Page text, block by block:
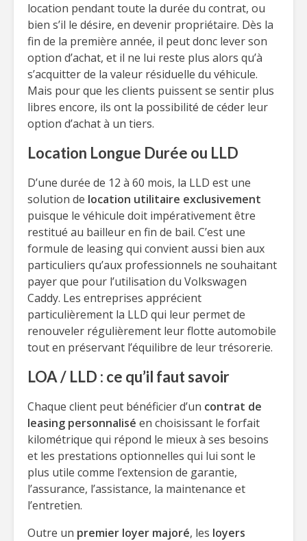
location pendant toute la durée du contrat, ou
bien s’il le désire, en devenir propriétaire. Dès la
fin de la première année, il peut donc lever son
option d’achat, et il ne lui reste plus alors qu’à
s’acquitter de la valeur résiduelle du véhicule.
Mais pour que les clients puissent se sentir plus
libres encore, ils ont la possibilité de céder leur
option d’achat à un tiers.
Location Longue Durée ou LLD
D’une durée de 12 à 60 mois, la LLD est une
solution de location utilitaire exclusivement
puisque le véhicule doit impérativement être
restitué au bailleur en fin de bail. C’est une
formule de leasing qui convient aussi bien aux
particuliers qu’aux professionnels ne souhaitant
payer que pour l’utilisation du Volkswagen
Caddy. Les entreprises apprécient
particulièrement la LLD qui leur permet de
renouveler régulièrement leur flotte automobile
tout en préservant l’équilibre de leur trésorerie.
LOA / LLD : ce qu’il faut savoir
Chaque client peut bénéficier d’un contrat de
leasing personnalisé en choisissant le forfait
kilométrique qui répond le mieux à ses besoins
et les prestations optionnelles qui lui sont le
plus utile comme l’extension de garantie,
l’assurance, l’assistance, la maintenance et
l’entretien.
Outre un premier loyer majoré, les loyers